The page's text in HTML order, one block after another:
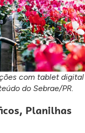
com tablet digital
do Sebrae/PR.
Planilhas